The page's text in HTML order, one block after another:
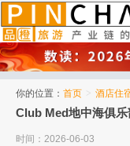
你的位置： 首页 > 酒店住
Club Med地中海俱
时间：2026-06-03